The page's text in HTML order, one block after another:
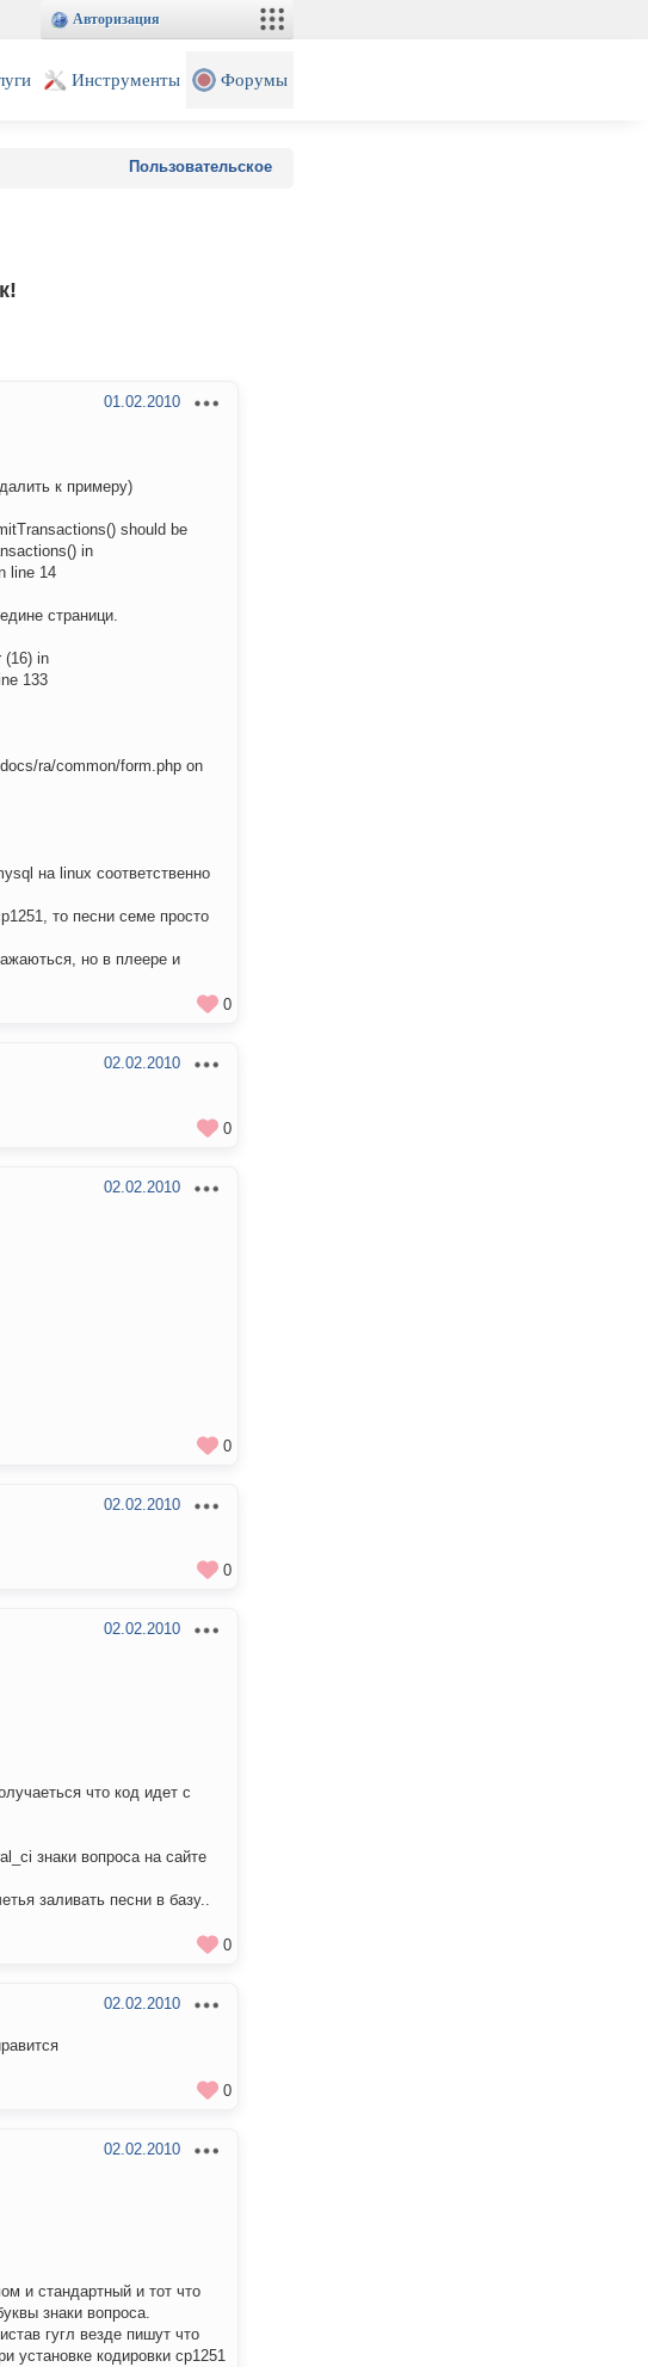
Авторизация
Инструменты Форумы
Пользовательское
01.02.2010
к примеру)
should be
in
line 14
страници.
(16) in
133
ra/common/form.php on
на linux соответственно
то песни семе просто
но в плеере и
0
02.02.2010
0
02.02.2010
0
02.02.2010
0
02.02.2010
что код идет с
знаки вопроса на сайте
заливать песни в базу..
0
02.02.2010
0
02.02.2010
и стандартный и тот что
знаки вопроса.
гугл везде пишут что
установке кодировки ср1251